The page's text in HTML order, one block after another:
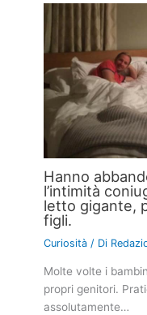
Hanno
l’intimità
letto gigante,
figli.
Curiosità / Di
Molte volte i
propri genitori.
assolutamente…